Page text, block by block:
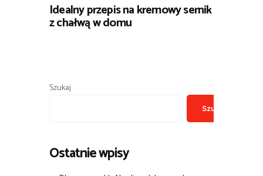
Idealny przepis na kremowy sernik
z chałwą w domu
Szukaj
Szukaj
Ostatnie wpisy